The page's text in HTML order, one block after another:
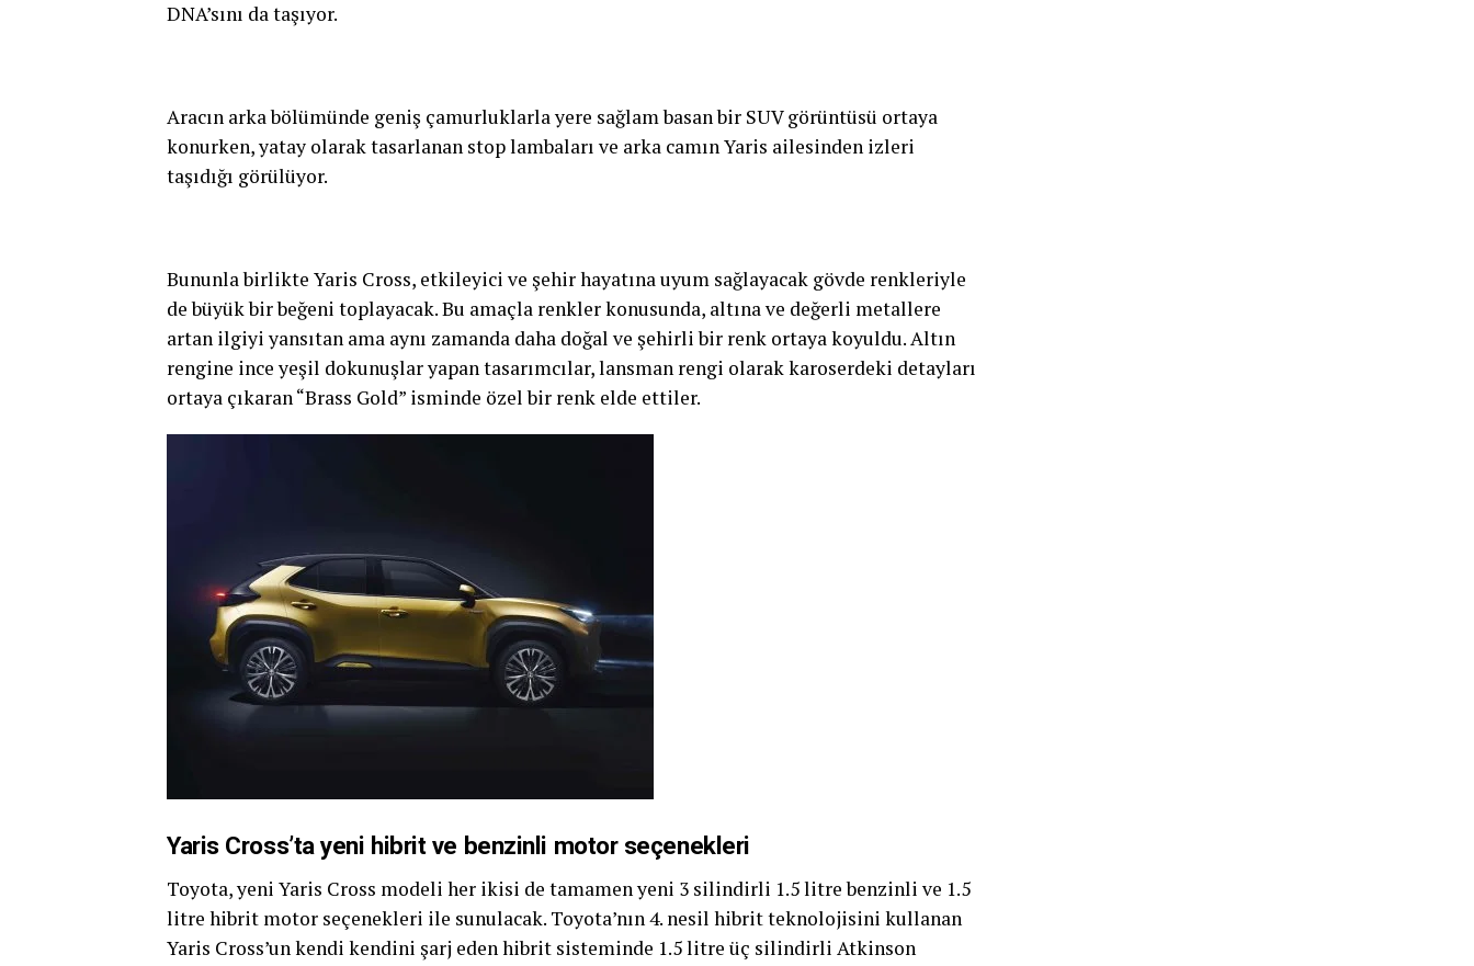
DNA’sını da taşıyor.
Aracın arka bölümünde geniş çamurluklarla yere sağlam basan bir SUV görüntüsü ortaya
konurken, yatay olarak tasarlanan stop lambaları ve arka camın Yaris ailesinden izleri
taşıdığı görülüyor.
Bununla birlikte Yaris Cross, etkileyici ve şehir hayatına uyum sağlayacak gövde renkleriyle
de büyük bir beğeni toplayacak. Bu amaçla renkler konusunda, altına ve değerli metallere
artan ilgiyi yansıtan ama aynı zamanda daha doğal ve şehirli bir renk ortaya koyuldu. Altın
rengine ince yeşil dokunuşlar yapan tasarımcılar, lansman rengi olarak karoserdeki detayları
ortaya çıkaran “Brass Gold” isminde özel bir renk elde ettiler.
Yaris Cross’ta yeni hibrit ve benzinli motor seçenekleri
Toyota, yeni Yaris Cross modeli her ikisi de tamamen yeni 3 silindirli 1.5 litre benzinli ve 1.5
litre hibrit motor seçenekleri ile sunulacak. Toyota’nın 4. nesil hibrit teknolojisini kullanan
Yaris Cross’un kendi kendini şarj eden hibrit sisteminde 1.5 litre üç silindirli Atkinson